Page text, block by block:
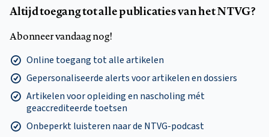
Altijd toegang tot alle publicaties van het NTVG?
Abonneer vandaag nog!
Online toegang tot alle artikelen
Gepersonaliseerde alerts voor artikelen en dossiers
Artikelen voor opleiding en nascholing mét
geaccrediteerde toetsen
Onbeperkt luisteren naar de NTVG-podcast